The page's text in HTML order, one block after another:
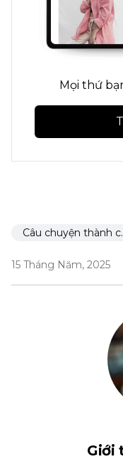
Mọi thứ
Câu
15 Tháng Năm, 2025
Giới